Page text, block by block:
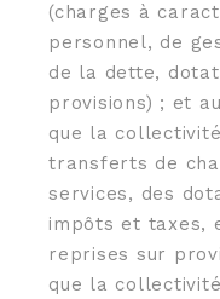
(charges à
personnel, de
de la dette,
provisions) ; et
que la
transferts de
services, des
impôts et taxes,
reprises sur
que la